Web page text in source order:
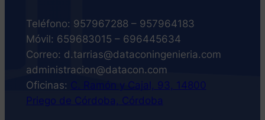
Teléfono: 957967288 – 957964183
Móvil: 659683015 – 696445634
Correo: d.tarrias@dataconingenieria.com
administracion@datacon.com
Oficinas: C. Ramón y Cajal, 93, 14800
Priego de Córdoba, Córdoba